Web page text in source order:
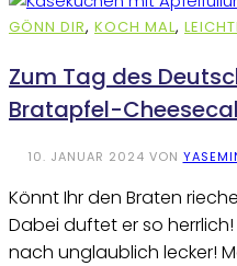
GÖNN DIR, KOCH MAL,
Zum Tag des
Bratapfel-
10. JANUAR 2024 VON
Könnt Ihr den Braten
Dabei duftet er so
nach unglaublich lecker!